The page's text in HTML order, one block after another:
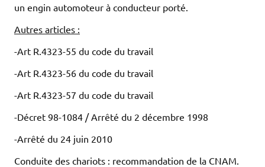
un engin automoteur à conducteur porté.
Autres articles :
-Art R.4323-55 du code du travail
-Art R.4323-56 du code du travail
-Art R.4323-57 du code du travail
-Décret 98-1084 / Arrêté du 2 décembre 1998
-Arrêté du 24 juin 2010
Conduite des chariots : recommandation de la CNAM.